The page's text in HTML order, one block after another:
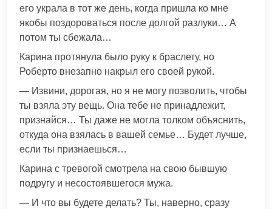
его украла в тот же день, когда пришла ко мне
якобы поздороваться после долгой разлуки… А
потом ты сбежала…
Карина протянула было руку к браслету, но
Роберто внезапно накрыл его своей рукой.
— Извини, дорогая, но я не могу позволить, чтобы
ты взяла эту вещь. Она тебе не принадлежит,
признайся… Ты даже не могла толком объяснить,
откуда она взялась в вашей семье… Будет лучше,
если ты признаешься…
Карина с тревогой смотрела на свою бывшую
подругу и несостоявшегося мужа.
— И что вы будете делать? Ты, наверно, сразу